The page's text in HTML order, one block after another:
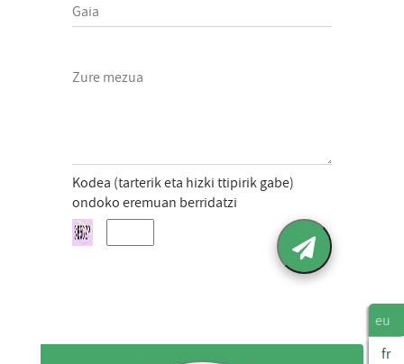
eu
fr
Gaia
Zure mezua
Kodea (tarterik eta hizki ttipirik gabe)
ondoko eremuan berridatzi